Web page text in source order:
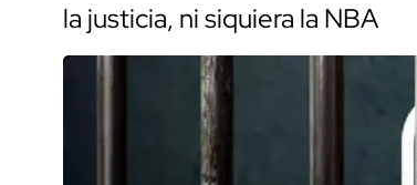
la justicia, ni siquiera la NBA